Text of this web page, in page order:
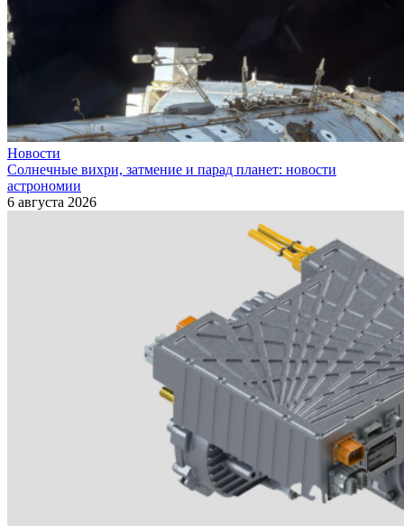
Новости
Солнечные вихри, затмение и парад планет: новости
астрономии
6 августа 2026